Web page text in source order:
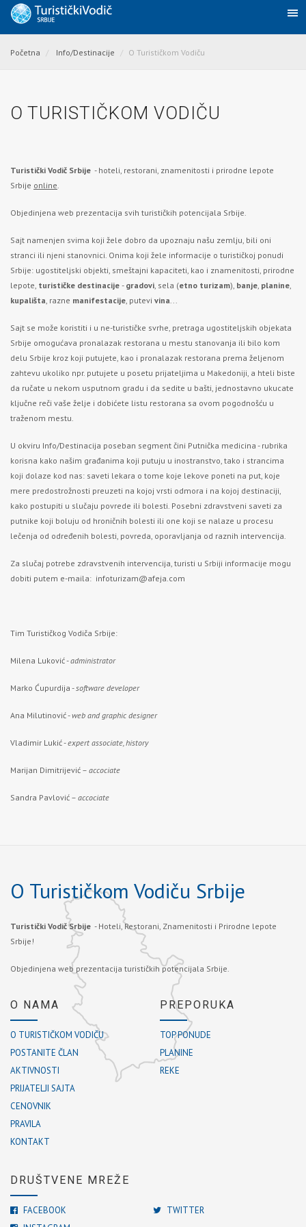
Početna Info/Destinacije O Turističkom Vodiču
O TURISTIČKOM VODIČU
Turistički Vodič Srbije - hoteli, restorani, znamenitosti i prirodne lepote
Srbije online.
Objedinjena web prezentacija svih turističkih potencijala Srbije.
Sajt namenjen svima koji žele dobro da upoznaju našu zemlju, bili oni
stranci ili njeni stanovnici. Onima koji žele informacije o turističkoj ponudi
Srbije: ugostiteljski objekti, smeštajni kapaciteti, kao i znamenitosti, prirodne
lepote, turističke destinacije - gradovi, sela (etno turizam), banje, planine,
kupališta, razne manifestacije, putevi vina...
Sajt se može koristiti i u ne-turističke svrhe, pretraga ugostiteljskih objekata
Srbije omogućava pronalazak restorana u mestu stanovanja ili bilo kom
delu Srbije kroz koji putujete, kao i pronalazak restorana prema željenom
zahtevu ukoliko npr. putujete u posetu prijateljima u Makedoniji, a hteli biste
da ručate u nekom usputnom gradu i da sedite u bašti, jednostavno ukucate
ključne reči vaše želje i dobićete listu restorana sa ovom pogodnošću u
traženom mestu.
U okviru Info/Destinacija poseban segment čini Putnička medicina - rubrika
korisna kako našim građanima koji putuju u inostranstvo, tako i strancima
koji dolaze kod nas: saveti lekara o tome koje lekove poneti na put, koje
mere predostrožnosti preuzeti na kojoj vrsti odmora i na kojoj destinaciji,
kako postupiti u slučaju povrede ili bolesti. Posebni zdravstveni saveti za
putnike koji boluju od hroničnih bolesti ili one koji se nalaze u procesu
lečenja od određenih bolesti, povreda, oporavljanja od raznih intervencija.
Za slučaj potrebe zdravstvenih intervencija, turisti u Srbiji informacije mogu
dobiti putem e-maila: infoturizam@afeja.com
Tim Turističkog Vodiča Srbije:
Milena Luković -administrator
Marko Ćupurdija -software developer
Ana Milutinović -web and graphic designer
Vladimir Lukić -expert associate, history
Marijan Dimitrijević – accociate
Sandra Pavlović – accociate
O Turističkom Vodiču Srbije
Turistički Vodič Srbije - Hoteli, Restorani, Znamenitosti i Prirodne lepote
Srbije!
Objedinjena web prezentacija turističkih potencijala Srbije.
O NAMA
O TURISTIČKOM VODIČU
POSTANITE ČLAN
AKTIVNOSTI
PRIJATELJI SAJTA
CENOVNIK
PRAVILA
KONTAKT
PREPORUKA
TOP PONUDE
PLANINE
REKE
DRUŠTVENE MREŽE
FACEBOOK
TWITTER